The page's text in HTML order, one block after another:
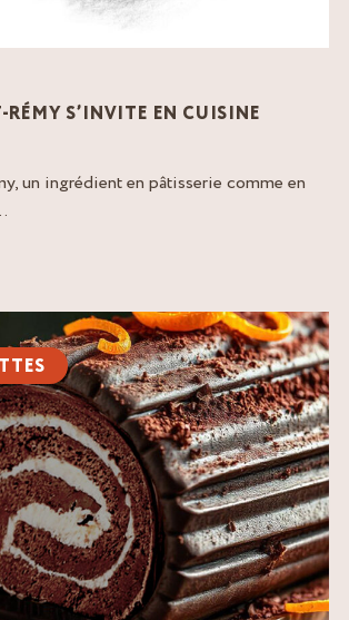
RÉMY S’INVITE EN CUISINE
un ingrédient en pâtisserie comme en